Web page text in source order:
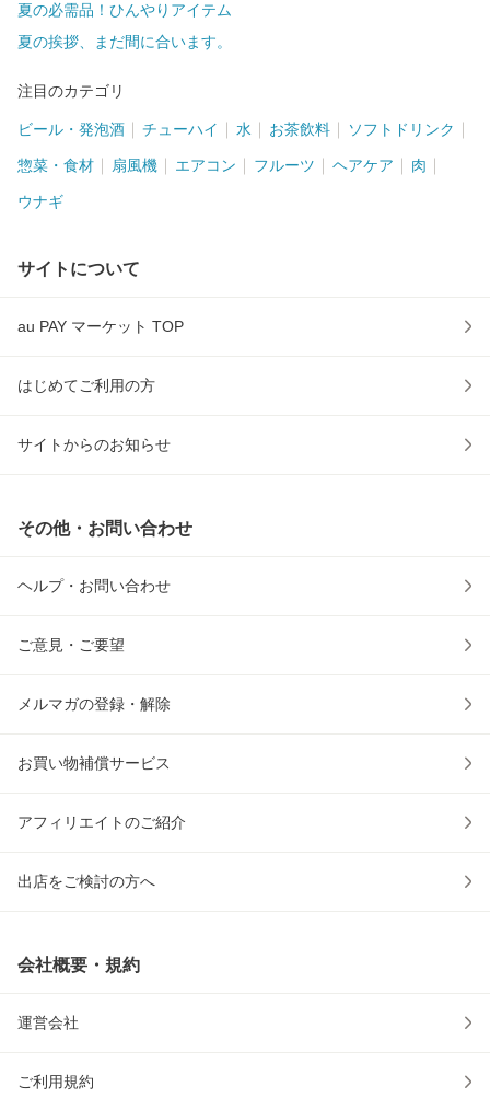
夏の必需品！ひんやりアイテム
夏の挨拶、まだ間に合います。
注目のカテゴリ
ビール・発泡酒 チューハイ 水 お茶飲料 ソフトドリンク
惣菜・食材 扇風機 エアコン フルーツ ヘアケア 肉
ウナギ
サイトについて
au PAY マーケット TOP
はじめてご利用の方
サイトからのお知らせ
その他・お問い合わせ
ヘルプ・お問い合わせ
ご意見・ご要望
メルマガの登録・解除
お買い物補償サービス
アフィリエイトのご紹介
出店をご検討の方へ
会社概要・規約
運営会社
ご利用規約